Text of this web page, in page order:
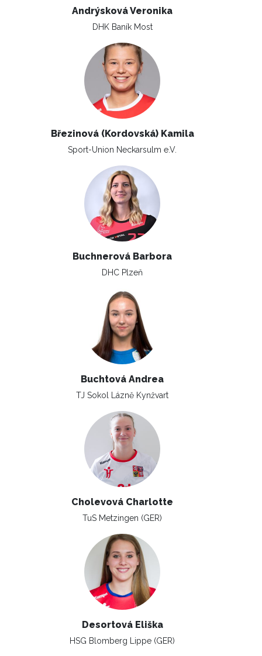
Andrýsková Veronika
DHK Baník Most
Březinová (Kordovská) Kamila
Sport-Union Neckarsulm e.V.
Buchnerová Barbora
DHC Plzeň
Buchtová Andrea
TJ Sokol Lázně Kynžvart
Cholevová Charlotte
TuS Metzingen (GER)
Desortová Eliška
HSG Blomberg Lippe (GER)